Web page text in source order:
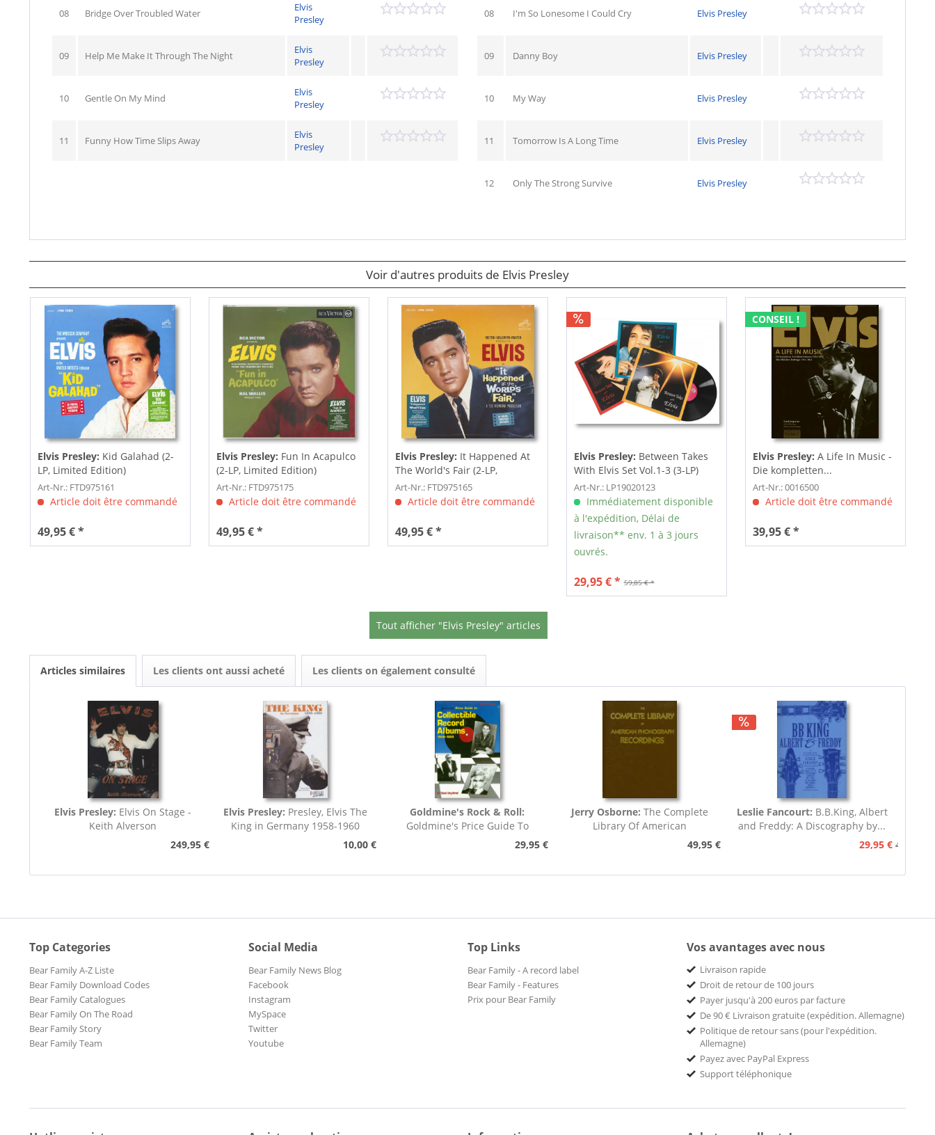
08 Bridge Over Troubled Water
Elvis
Presley
09 Help Me Make It Through The Night
Elvis
Presley
10 Gentle On My Mind
Elvis
Presley
11 Funny How Time Slips Away
Elvis
Presley
08 I'm So Lonesome I Could Cry Elvis Presley
09 Danny Boy Elvis Presley
10 My Way Elvis Presley
11 Tomorrow Is A Long Time Elvis Presley
12 Only The Strong Survive Elvis Presley
Voir d'autres produits de Elvis Presley
Elvis Presley: Kid Galahad (2-
LP, Limited Edition)
Art-Nr.: FTD975161
Article doit être commandé
49,95 € *
Elvis Presley: Fun In Acapulco
(2-LP, Limited Edition)
Art-Nr.: FTD975175
Article doit être commandé
49,95 € *
Elvis Presley: It Happened At
The World's Fair (2-LP,
Limited...
Art-Nr.: FTD975165
Article doit être commandé
49,95 € *
Elvis Presley: Between Takes
With Elvis Set Vol.1-3 (3-LP)
Art-Nr.: LP19020123
Immédiatement disponible
à l'expédition, Délai de
livraison** env. 1 à 3 jours
ouvrés.
59,85 € *
29,95 € *
CONSEIL !
Elvis Presley: A Life In Music -
Die kompletten...
Art-Nr.: 0016500
Article doit être commandé
39,95 € *
Tout afficher "Elvis Presley" articles
Articles similaires Les clients ont aussi acheté Les clients on également consulté
Elvis Presley: Elvis On Stage -
Keith Alverson
249,95 €
Elvis Presley: Presley, Elvis The
King in Germany 1958-1960
10,00 €
Goldmine's Rock & Roll:
Goldmine's Price Guide To
Collectable Record...29,95 €
Jerry Osborne: The Complete
Library Of American
49,95 €
Leslie Fancourt: B.B.King, Albert
and Freddy: A Discography by...
29,95 € 49,95 €
Top Categories
Bear Family A-Z Liste
Bear Family Download Codes
Bear Family Catalogues
Bear Family On The Road
Bear Family Story
Bear Family Team
Social Media
Bear Family News Blog
Facebook
Instagram
MySpace
Twitter
Youtube
Top Links
Bear Family - A record label
Bear Family - Features
Prix pour Bear Family
Vos avantages avec nous
Livraison rapide
Droit de retour de 100 jours
Payer jusqu'à 200 euros par facture
De 90 € Livraison gratuite (expédition. Allemagne)
Politique de retour sans (pour l'expédition.
Allemagne)
Payez avec PayPal Express
Support téléphonique